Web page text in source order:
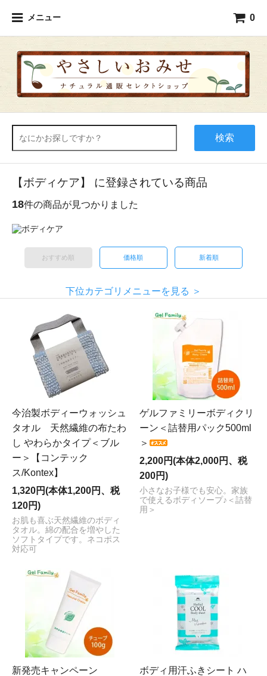
メニュー 0
検索
【ボディケア】 に登録されている商品
18件の商品が見つかりました
おすすめ順 価格順 新着順
下位カテゴリメニューを見る ＞
今治製ボディーウォッシュ
タオル 天然繊維の布たわ
し やわらかタイプ＜ブル
ー＞【コンテック
ス/Kontex】
1,320円(本体1,200円、税
120円)
お肌も喜ぶ天然繊維のボディ
タオル。綿の配合を増やした
ソフトタイプです。ネコポス
対応可
ゲルファミリーボディクリ
ーン＜詰替用パック500ml
＞
2,200円(本体2,000円、税
200円)
小さなお子様でも安心。家族
で使えるボディソープ♪＜詰替
用＞
新発売キャンペーン
ボディ用汗ふきシート ハ